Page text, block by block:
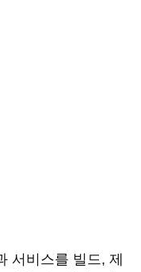
서비스를 빌드, 제